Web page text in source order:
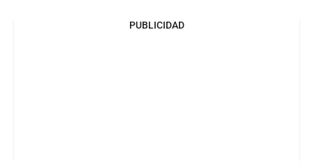
PUBLICIDAD